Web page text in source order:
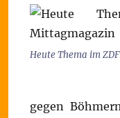
Heute Thema im
gegen